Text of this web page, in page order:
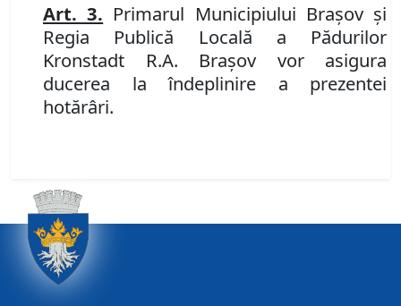
Art. 3. Primarul Municipiului Braşov şi
Regia Publică Locală a Pădurilor
Kronstadt R.A. Brașov vor asigura
ducerea la îndeplinire a prezentei
hotărâri.